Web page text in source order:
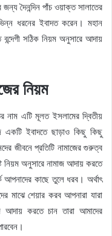
দৈনন্দিন পাঁচ ওয়াক্ত সালাতের
ধরনের ইবাদত করেন। মহান
সঠিক নিয়ম অনুসারে আদায়
নিয়ম
নাম এটি মূলত ইসলামের দ্বিতীয়
ইবাদতে ছাড়াও কিছু কিছু
জীবনে প্রতিটি নামাজের গুরুত্ব
নিয়ম অনুসারে নামাজ আদায় করতে
কাছে তুলে ধরব। অর্থাৎ
মাঝে শেয়ার করব আপনারা যারা
আদায় করতে চান তারা আমাদের